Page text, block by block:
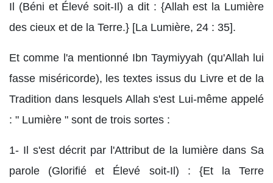
Il (Béni et Élevé soit-Il) a dit : {Allah est la Lumière
des cieux et de la Terre.} [La Lumière, 24 : 35].
Et comme l'a mentionné Ibn Taymiyyah (qu'Allah lui
fasse miséricorde), les textes issus du Livre et de la
Tradition dans lesquels Allah s'est Lui-même appelé
: " Lumière " sont de trois sortes :
1- Il s'est décrit par l'Attribut de la lumière dans Sa
parole (Glorifié et Élevé soit-Il) : {Et la Terre